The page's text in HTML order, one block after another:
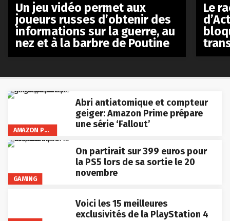
AMAZON PRIME VIDEO
Abri antiatomique et compteur
geiger: Amazon Prime prépare
une série ‘Fallout’
GAMING
On partirait sur 399 euros pour
la PS5 lors de sa sortie le 20
novembre
Voici les 15 meilleures
exclusivités de la PlayStation 4
Un jeu vidéo permet aux
joueurs russes d’obtenir des
informations sur la guerre, au
nez et à la barbre de Poutine
Le